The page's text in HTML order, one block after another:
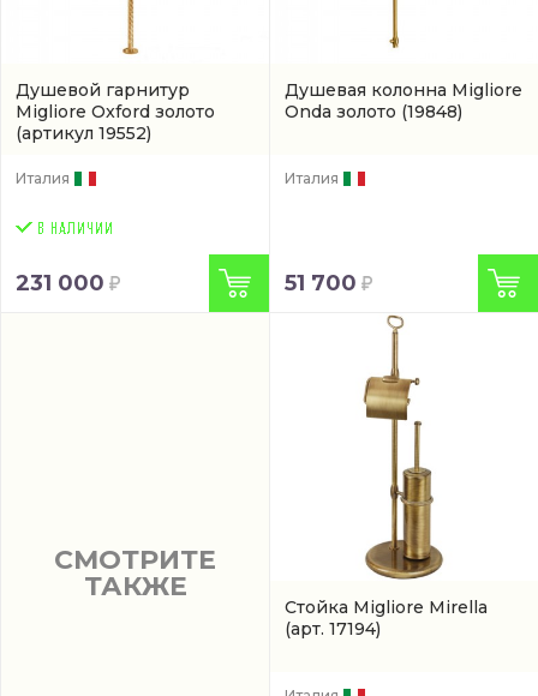
Душевой гарнитур
Migliore Oxford золото
(артикул 19552)
Италия
231 000
Душевая колонна Migliore
Onda золото (19848)
Италия
51 700
СМОТРИТЕ
ТАКЖЕ
Стойка Migliore Mirella
(арт. 17194)